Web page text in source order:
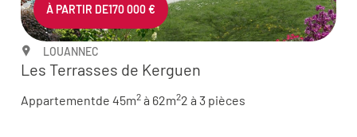
À PARTIR DE170 000 €
LOUANNEC
Les Terrasses de Kerguen
Appartementde 45m2 à 62m22 à 3 pièces